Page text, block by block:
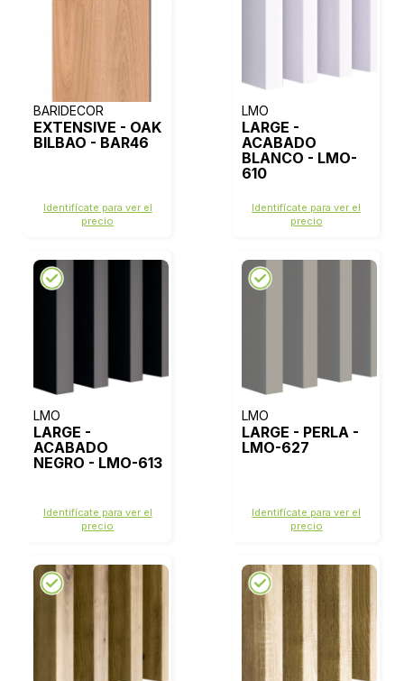
BARIDECOR
EXTENSIVE - OAK
BILBAO - BAR46
Identifícate para ver el
precio
LMO
LARGE -
ACABADO
BLANCO - LMO-
610
Identifícate para ver el
precio
LMO
LARGE -
ACABADO
NEGRO - LMO-613
Identifícate para ver el
precio
LMO
LARGE - PERLA -
LMO-627
Identifícate para ver el
precio